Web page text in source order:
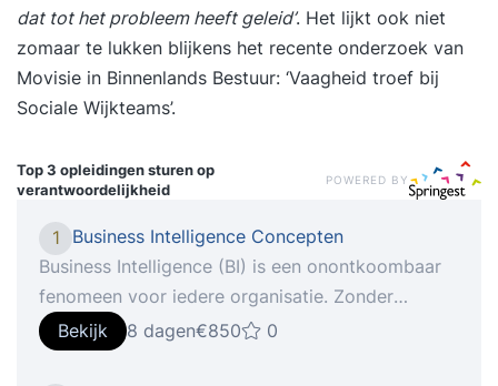
dat tot het probleem heeft geleid’. Het lijkt ook niet
zomaar te lukken blijkens het recente onderzoek van
Movisie in Binnenlands Bestuur: ‘Vaagheid troef bij
Sociale Wijkteams’.
Top 3 opleidingensturen op
verantwoordelijkheid
POWERED BY
1
Business Intelligence Concepten
Business Intelligence (BI) is een onontkoombaar
fenomeen voor iedere organisatie. Zonder
Business Intelligence bent u niet in staat om de
concurrentie aan te gaan. Is dit nu echt zo, of is
Bekijk 8 dagen€850 0